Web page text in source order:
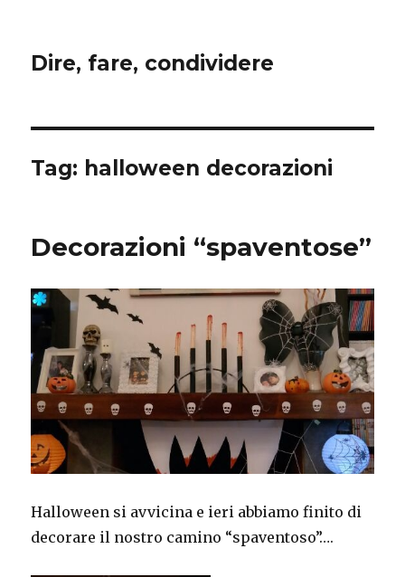
Dire, fare, condividere
Tag: halloween decorazioni
Decorazioni “spaventose”
Halloween si avvicina e ieri abbiamo finito di
decorare il nostro camino “spaventoso”….